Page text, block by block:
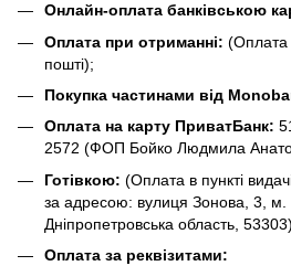
Онлайн-оплата банківською
Оплата при отриманні: (Оплата
пошті);
Покупка частинами від
Оплата на карту ПриватБанк:
2572 (ФОП Бойко Людмила
Готівкою: (Оплата в пункті
за адресою: вулиця Зонова, 3, м.
Дніпропетровська область,
Оплата за реквізитами: